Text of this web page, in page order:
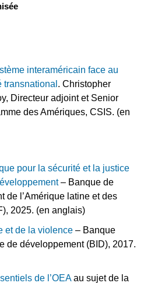
interaméricain face au
transnational . Christopher
Directeur adjoint et Senior
des Amériques, CSIS. (en
pour la sécurité et la justice
– Banque de
de l’Amérique latine et des
2025. (en anglais)
et de la violence – Banque
de développement (BID), 2017.
de l’OEAau sujet de la